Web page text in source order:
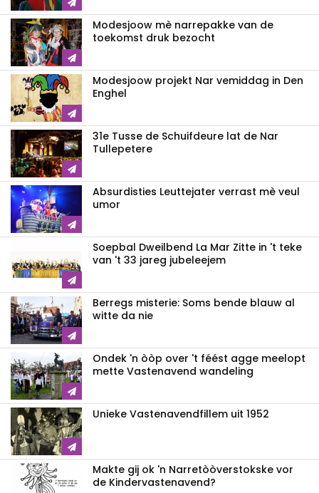
Modesjoow mè narrepakke van de
toekomst druk bezocht
Modesjoow projekt Nar vemiddag in Den
Enghel
31e Tusse de Schuifdeure lat de Nar
Tullepetere
Absurdisties Leuttejater verrast mè veul
umor
Soepbal Dweilbend La Mar Zitte in 't teke
van 't 33 jareg jubeleejem
Berregs misterie: Soms bende blauw al
witte da nie
Ondek 'n òòp over 't féést agge meelopt
mette Vastenavend wandeling
Unieke Vastenavendfillem uit 1952
Makte gij ok 'n Narretòòverstokske vor
de Kindervastenavend?